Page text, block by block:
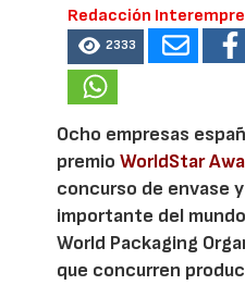
Redacción
2333
Ocho empresas
premioWorldStar
concurso de envase
importante del
World Packaging
que concurren